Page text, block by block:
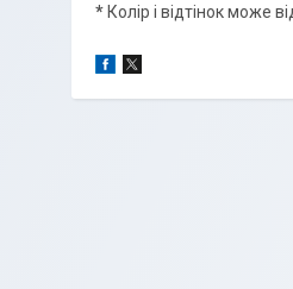
* Колір і відтінок може